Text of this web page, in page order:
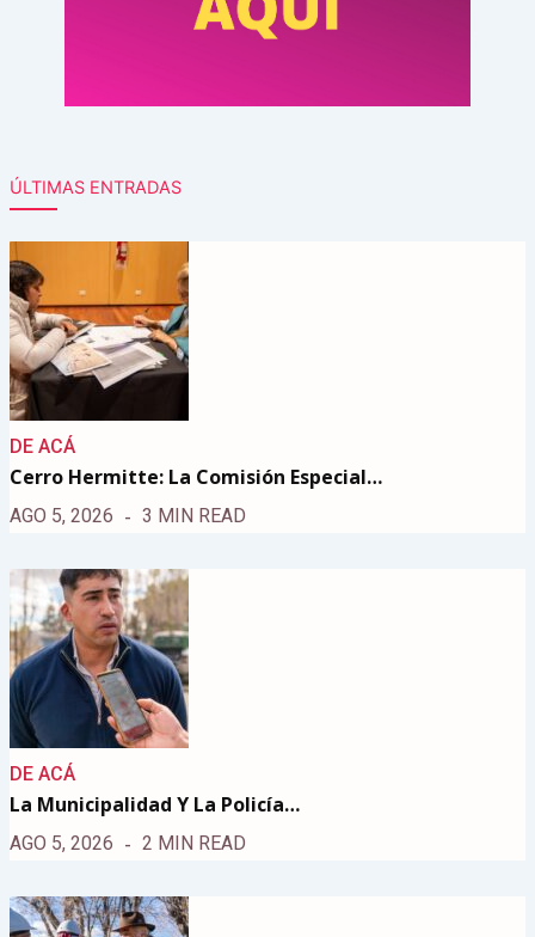
ÚLTIMAS ENTRADAS
DE ACÁ
Cerro Hermitte: La Comisión Especial…
AGO 5, 2026 3 MIN READ
DE ACÁ
La Municipalidad Y La Policía…
AGO 5, 2026 2 MIN READ